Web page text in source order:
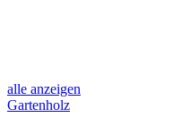
alle anzeigen
Gartenholz